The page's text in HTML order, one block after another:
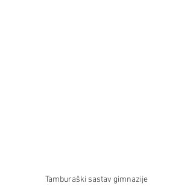
Tamburaški sastav gimnazije